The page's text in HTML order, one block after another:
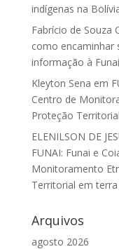
indígenas na
Fabrício de Souza
como encaminhar
informação à Funai
Kleyton Sena em
Centro de
Proteção
ELENILSON DE
FUNAI: Funai e
Monitoramento
Territorial em
Arquivos
agosto 2026